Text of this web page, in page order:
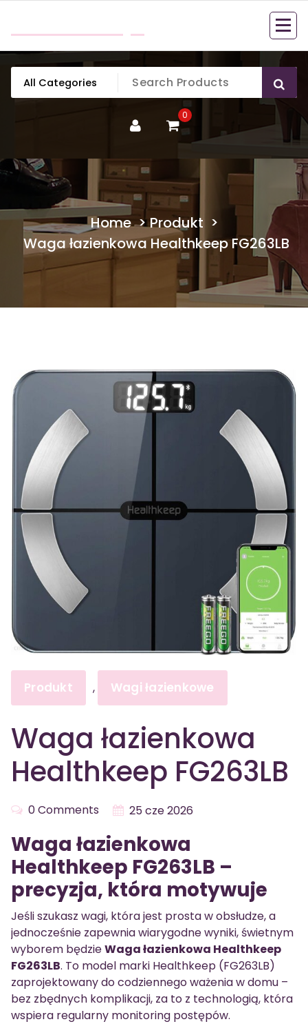
content
0
Home>Produkt >
Waga łazienkowa Healthkeep FG263LB
Produkt , Wagi łazienkowe
Waga łazienkowa
Healthkeep FG263LB
0 Comments 25 cze 2026
Waga łazienkowa
Healthkeep FG263LB –
precyzja, która motywuje
Jeśli szukasz wagi, która jest prosta w obsłudze, a
jednocześnie zapewnia wiarygodne wyniki, świetnym
wyborem będzieWaga łazienkowa Healthkeep
FG263LB. To model marki Healthkeep (FG263LB)
zaprojektowany do codziennego ważenia w domu –
bez zbędnych komplikacji, za to z technologią, która
wspiera regularny monitoring postępów.